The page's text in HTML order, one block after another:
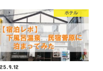
ホテル